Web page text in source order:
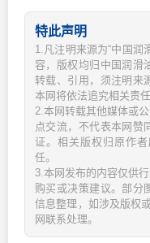
特此声明
1.凡注明来源为“中国润
容，版权均归中国润滑
转载、引用，须注明来
本网将依法追究相关责任
2.本网转载其他媒体或
点交流，不代表本网赞
证。相关版权归原作
任。
3.本网发布的内容仅供
购买或决策建议。部分
信息整理，如涉及版权
网联系处理。